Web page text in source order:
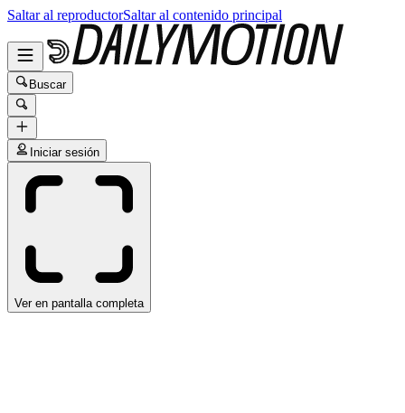
Saltar al reproductorSaltar al contenido principal
Buscar
Iniciar sesión
Ver en pantalla completa